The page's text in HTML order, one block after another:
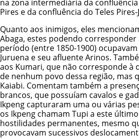
na zona intermediária da
Pires e da confluência do Teles
Quanto aos inimigos, eles
Abaga, estes podendo corresponder
período (entre 1850-1900)
Juruena e seu afluente Arinos.
aos Kumari, que não corresponde à
de nenhum povo dessa região, mas
Kaiabi. Comentam também a
brancos, que possuíam cavalos e
Ikpeng capturaram uma ou várias
os Ikpeng chamam Tupi a este
hostilidades permanentes, mesmo
provocavam sucessivos